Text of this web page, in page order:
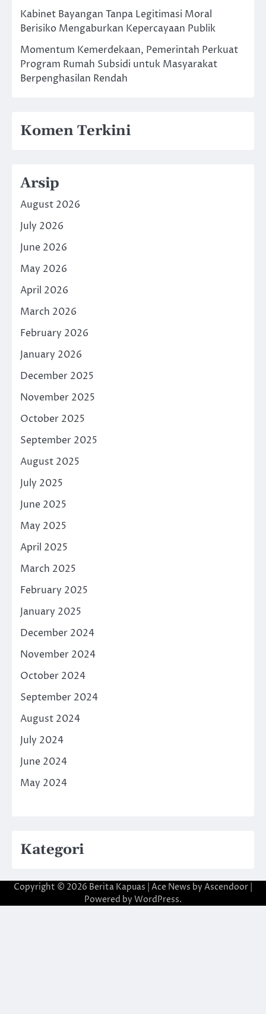
Kabinet Bayangan Tanpa Legitimasi Moral
Berisiko Mengaburkan Kepercayaan Publik
Momentum Kemerdekaan, Pemerintah Perkuat
Program Rumah Subsidi untuk Masyarakat
Berpenghasilan Rendah
Komen Terkini
Arsip
August 2026
July 2026
June 2026
May 2026
April 2026
March 2026
February 2026
January 2026
December 2025
November 2025
October 2025
September 2025
August 2025
July 2025
June 2025
May 2025
April 2025
March 2025
February 2025
January 2025
December 2024
November 2024
October 2024
September 2024
August 2024
July 2024
June 2024
May 2024
Kategori
Copyright © 2026 Berita Kapuas | Ace News by Ascendoor
Powered by WordPress.